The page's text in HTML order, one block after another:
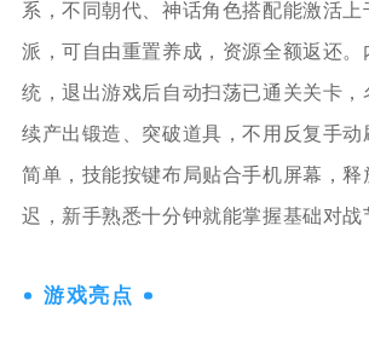
系，不同朝代、神话角色搭配能激活
派，可自由重置养成，资源全额返还。
统，退出游戏后自动扫荡已通关关卡
续产出锻造、突破道具，不用反复手
简单，技能按键布局贴合手机屏幕，释
迟，新手熟悉十分钟就能掌握基础对战
游戏亮点